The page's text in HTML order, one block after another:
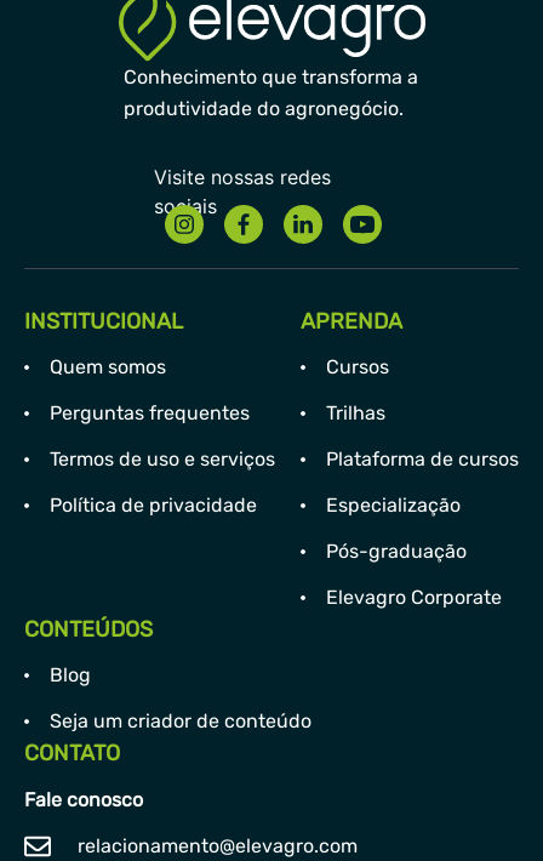
Conhecimento que transforma a
produtividade do agronegócio.
INSTITUCIONAL
Quem somos
Perguntas frequentes
Termos de uso e serviços
Política de privacidade
APRENDA
Cursos
Trilhas
Plataforma de cursos
Especialização
Pós-graduação
Elevagro Corporate
CONTEÚDOS
Blog
Seja um criador de conteúdo
CONTATO
Fale conosco
relacionamento@elevagro.com